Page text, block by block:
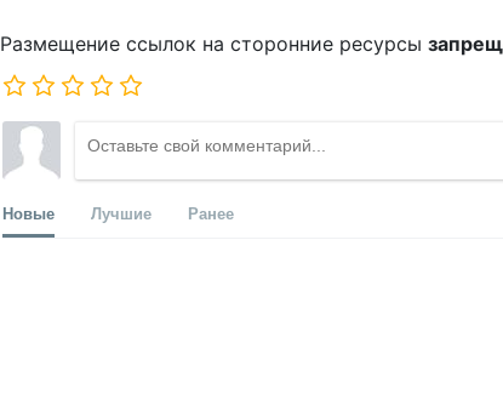
Размещение ссылок на сторонние ресурсы
Новые Лучшие Ранее